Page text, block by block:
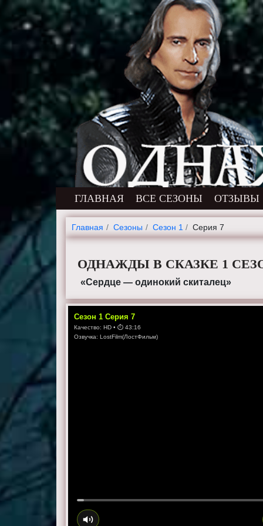
ГЛАВНАЯ ВСЕ СЕЗОНЫ ОТЗЫВЫ
Главная Cезоны Сезон 1 Серия 7
ОДНАЖДЫ В СКАЗКЕ 1
«Сердце — одинокий скиталец»
Сезон1 Серия7
Качество:HD • ⏱43:16
Озвучка:LostFilm(ЛостФильм)